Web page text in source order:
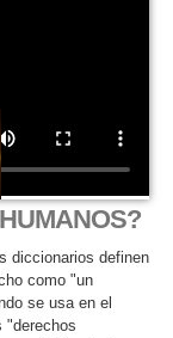
diccionarios definen
como "un
se usa en el
"derechos